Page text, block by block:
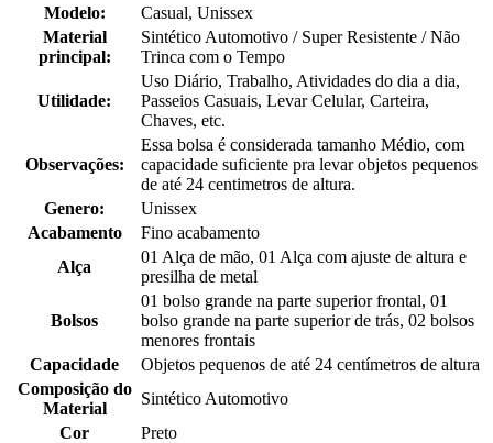
Modelo:
Casual, Unissex
Material
principal:
Sintético Automotivo / Super Resistente / Não
Trinca com o Tempo
Utilidade:
Uso Diário, Trabalho, Atividades do dia a dia,
Passeios Casuais, Levar Celular, Carteira,
Chaves, etc.
Observações:
Essa bolsa é considerada tamanho Médio, com
capacidade suficiente pra levar objetos pequenos
de até 24 centimetros de altura.
Genero:
Unissex
Acabamento
Fino acabamento
Alça
01 Alça de mão, 01 Alça com ajuste de altura e
presilha de metal
Bolsos
01 bolso grande na parte superior frontal, 01
bolso grande na parte superior de trás, 02 bolsos
menores frontais
Capacidade
Objetos pequenos de até 24 centímetros de altura
Composição do
Material
Sintético Automotivo
Cor
Preto